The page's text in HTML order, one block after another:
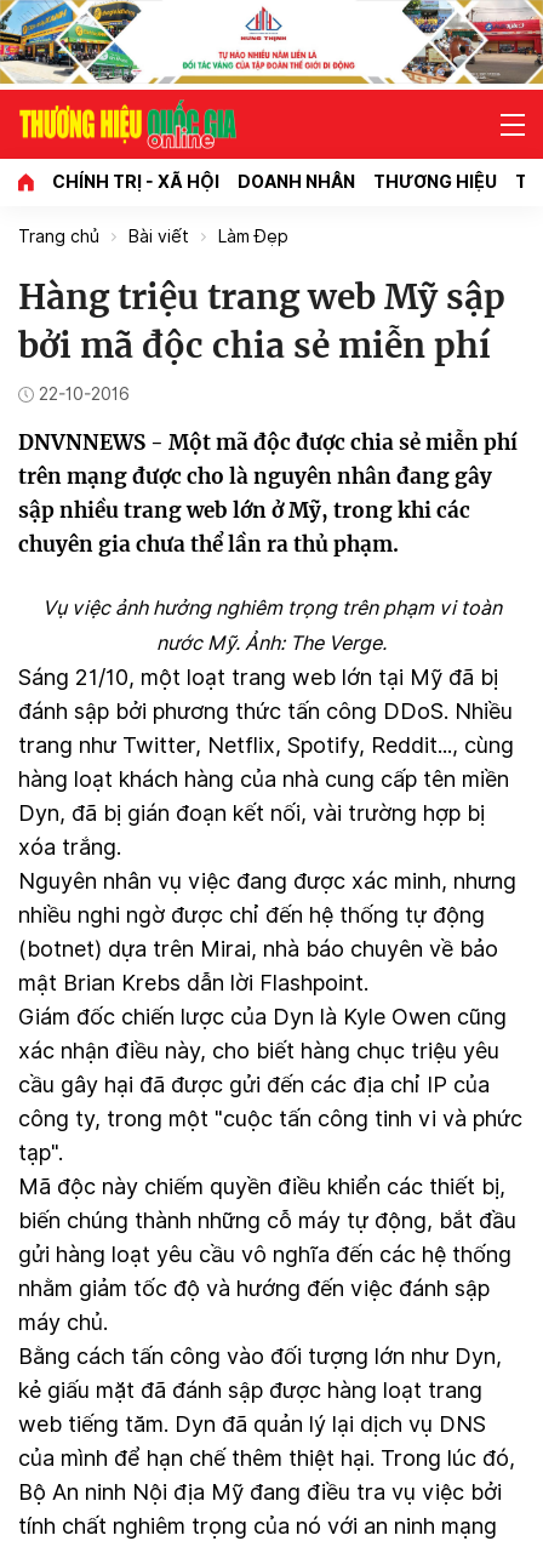
CHÍNH TRỊ - XÃ HỘI DOANH NHÂN THƯƠNG HIỆU
Trang chủ Bài viết Làm Đẹp
Hàng triệu trang web Mỹ sập
bởi mã độc chia sẻ miễn phí
22-10-2016
DNVNNEWS - Một mã độc được chia sẻ miễn phí
trên mạng được cho là nguyên nhân đang gây
sập nhiều trang web lớn ở Mỹ, trong khi các
chuyên gia chưa thể lần ra thủ phạm.
Vụ việc ảnh hưởng nghiêm trọng trên phạm vi toàn
nước Mỹ. Ảnh: The Verge.
Sáng 21/10, một loạt trang web lớn tại Mỹ đã bị
đánh sập bởi phương thức tấn công DDoS. Nhiều
trang như Twitter, Netflix, Spotify, Reddit..., cùng
hàng loạt khách hàng của nhà cung cấp tên miền
Dyn, đã bị gián đoạn kết nối, vài trường hợp bị
xóa trắng.
Nguyên nhân vụ việc đang được xác minh, nhưng
nhiều nghi ngờ được chỉ đến hệ thống tự động
(botnet) dựa trên Mirai, nhà báo chuyên về bảo
mật Brian Krebs dẫn lời Flashpoint.
Giám đốc chiến lược của Dyn là Kyle Owen cũng
xác nhận điều này, cho biết hàng chục triệu yêu
cầu gây hại đã được gửi đến các địa chỉ IP của
công ty, trong một "cuộc tấn công tinh vi và phức
tạp".
Mã độc này chiếm quyền điều khiển các thiết bị,
biến chúng thành những cỗ máy tự động, bắt đầu
gửi hàng loạt yêu cầu vô nghĩa đến các hệ thống
nhằm giảm tốc độ và hướng đến việc đánh sập
máy chủ.
Bằng cách tấn công vào đối tượng lớn như Dyn,
kẻ giấu mặt đã đánh sập được hàng loạt trang
web tiếng tăm. Dyn đã quản lý lại dịch vụ DNS
của mình để hạn chế thêm thiệt hại. Trong lúc đó,
Bộ An ninh Nội địa Mỹ đang điều tra vụ việc bởi
tính chất nghiêm trọng của nó với an ninh mạng